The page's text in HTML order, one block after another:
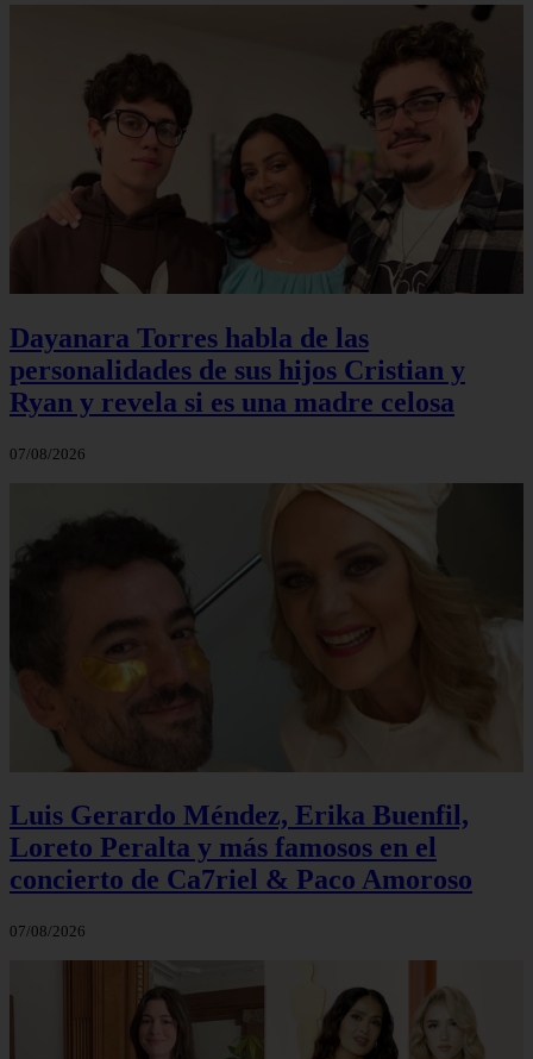
Dayanara Torres habla de las
personalidades de sus hijos Cristian y
Ryan y revela si es una madre celosa
07/08/2026
Luis Gerardo Méndez, Erika Buenfil,
Loreto Peralta y más famosos en el
concierto de Ca7riel & Paco Amoroso
07/08/2026